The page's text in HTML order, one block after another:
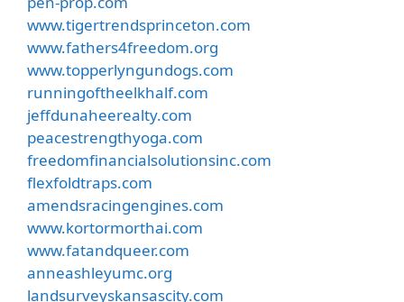
www.tigertrendsprinceton.com
www.fathers4freedom.org
www.topperlyngundogs.com
runningoftheelkhalf.com
jeffdunaheerealty.com
peacestrengthyoga.com
freedomfinancialsolutionsinc.com
flexfoldtraps.com
amendsracingengines.com
www.kortormorthai.com
www.fatandqueer.com
anneashleyumc.org
landsurveyskansascity.com